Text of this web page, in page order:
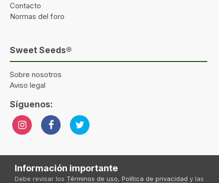
Contacto
Normas del foro
Sweet Seeds®
Sobre nosotros
Aviso legal
Síguenos:
Idioma Tema Política de privacidad
Sweet Seeds® 2024
Información importante
Debe revisar los Términos de uso, Política de privacidad y las